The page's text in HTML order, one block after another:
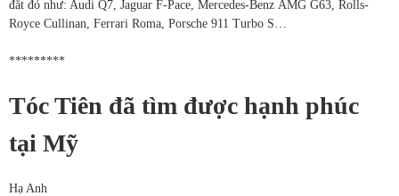
đắt đỏ như: Audi Q7, Jaguar F-Pace, Mercedes-Benz AMG G63, Rolls-
Royce Cullinan, Ferrari Roma, Porsche 911 Turbo S…
*********
Tóc Tiên đã tìm được hạnh phúc
tại Mỹ
Hạ Anh